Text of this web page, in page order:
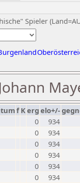
Spieler
f Kerg elo+/-
0
934
0
934
0
934
0
934
0
934
0
934